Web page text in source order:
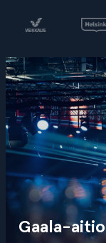
Gaala-aitio